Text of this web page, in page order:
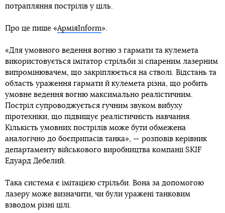
потрапляння пострілів у ціль.
Про це пише «АрміяInform».
«Для умовного ведення вогню з гармати та кулемета
використовується імітатор стрільби зі спареним лазерним
випромінювачем, що закріплюється на стволі. Відстань та
область ураження гармати й кулемета різна, що робить
умовне ведення вогню максимально реалістичним.
Постріл супроводжується гучним звуком вибуху
піротехніки, що підвищує реалістичність навчання.
Кількість умовних пострілів може бути обмежена
аналогічно до боєприпасів танка», — розповів керівник
департаменту військового виробництва компанії SKIF
Едуард Дебелий.
Така система є імітацією стрільби. Вона за допомогою
лазеру може визначити, чи були уражені танковим
взводом різні цілі.